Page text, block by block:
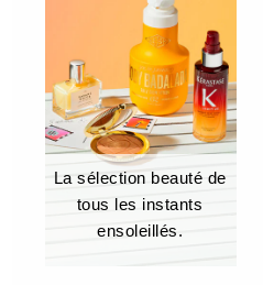
La sélection beauté de
tous les instants
ensoleillés.